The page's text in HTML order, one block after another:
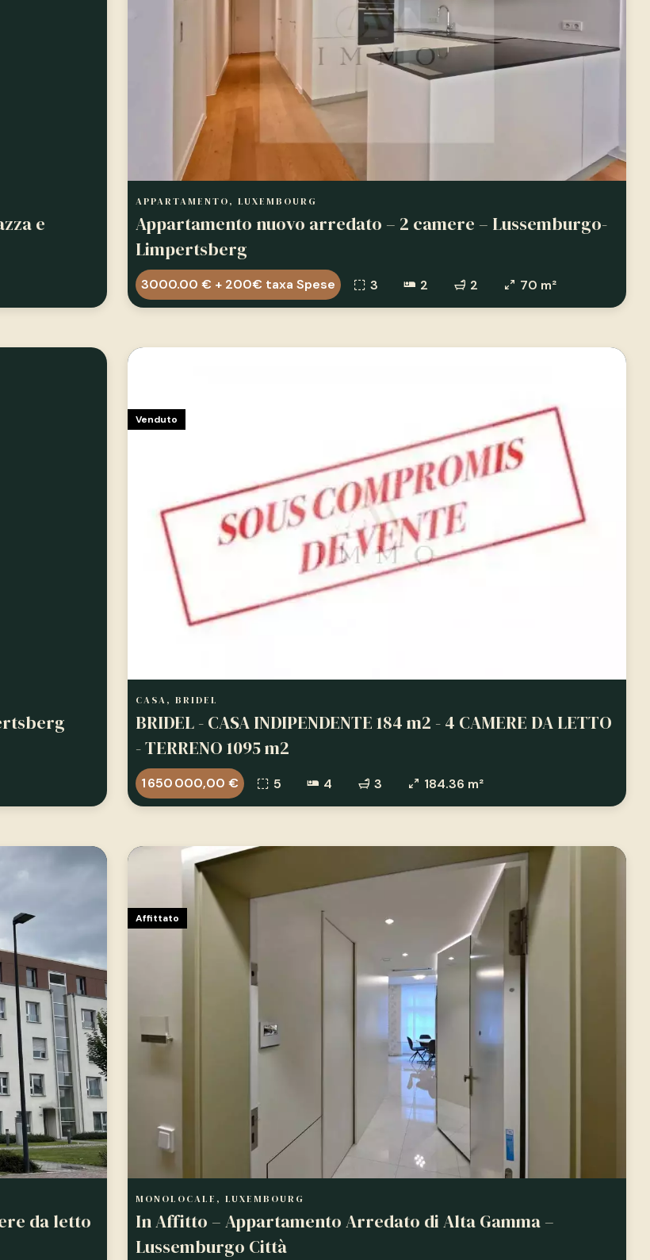
e
APPARTAMENTO, LUXEMBOURG
Appartamento nuovo arredato – 2 camere – Lussemburgo-
Limpertsberg
3000.00 € + 200€ taxa Spese 3 2 2 70 m²
CASA, BRIDEL
BRIDEL - CASA INDIPENDENTE 184 m2 - 4 CAMERE DA LETTO
- TERRENO 1095 m2
1 650 000,00 € 5 4 3 184.36 m²
Venduto
da letto
MONOLOCALE, LUXEMBOURG
In Affitto – Appartamento Arredato di Alta Gamma –
Lussemburgo Città
Affittato